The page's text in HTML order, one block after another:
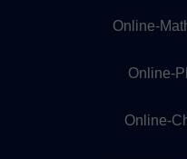
Online-
Online-
Online-